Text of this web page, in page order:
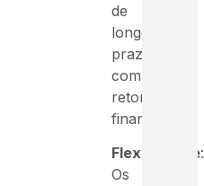
de
longo
prazo
com
retorno
financeiro.
Flexibilidade:
Os